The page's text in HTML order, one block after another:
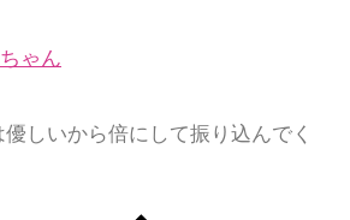
ゃん
しいから倍にして振り込んでく